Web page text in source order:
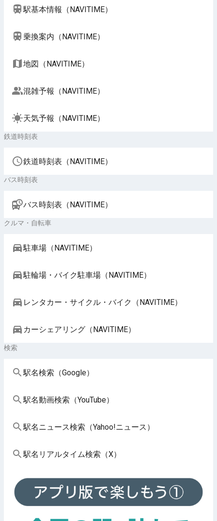
駅基本情報（NAVITIME）
乗換案内（NAVITIME）
地図（NAVITIME）
混雑予報（NAVITIME）
天気予報（NAVITIME）
鉄道時刻表
鉄道時刻表（NAVITIME）
バス時刻表
バス時刻表（NAVITIME）
クルマ・自転車
駐車場（NAVITIME）
駐輪場・バイク駐車場（NAVITIME）
レンタカー・サイクル・バイク（NAVITIME）
カーシェアリング（NAVITIME）
検索
駅名検索（Google）
駅名動画検索（YouTube）
駅名ニュース検索（Yahoo!ニュース）
駅名リアルタイム検索（X）